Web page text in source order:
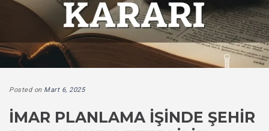
Posted on Mart 6, 2025
İMAR PLANLAMA İŞINDE ŞEHIR